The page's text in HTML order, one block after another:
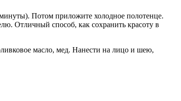
Потом приложите холодное полотенце.
Отличный способ, как сохранить красоту в
масло, мед. Нанести на лицо и шею,